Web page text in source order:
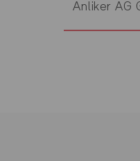
Anliker AG